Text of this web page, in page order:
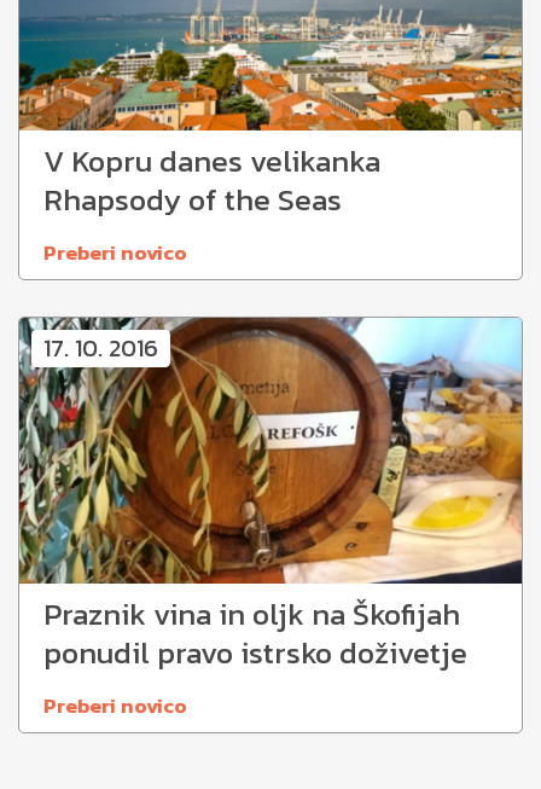
V Kopru danes velikanka
Rhapsody of the Seas
Preberi novico
17. 10. 2016
Praznik vina in oljk na Škofijah
ponudil pravo istrsko doživetje
Preberi novico